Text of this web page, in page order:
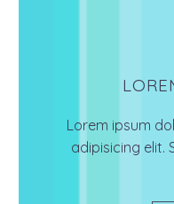
Lorem ipsum
adipisicing elit.